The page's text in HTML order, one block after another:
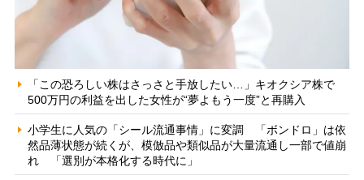
「この恐ろしい株はさっさと手放したい…」キオクシア株で
500万円の利益を出した女性が“夢よもう一度”と再購入
小学生に人気の「シール流通事情」に変調 「ボンドロ」は依
然品薄状態が続くが、模倣品や類似品が大量流通し一部で値崩
れ 「選別が本格化する時代に」